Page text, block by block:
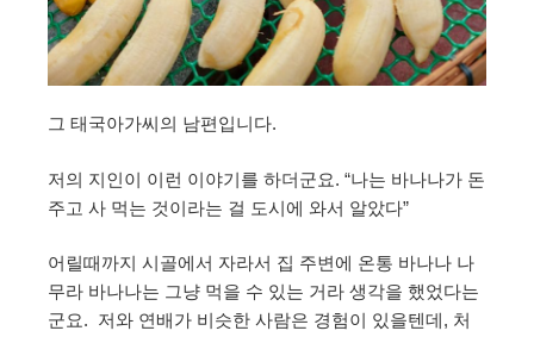
그 태국아가씨의 남편입니다.
저의 지인이 이런 이야기를 하더군요. “나는 바나나가 돈
주고 사 먹는 것이라는 걸 도시에 와서 알았다”
어릴때까지 시골에서 자라서 집 주변에 온통 바나나 나
무라 바나나는 그냥 먹을 수 있는 거라 생각을 했었다는
군요. 저와 연배가 비슷한 사람은 경험이 있을텐데, 처